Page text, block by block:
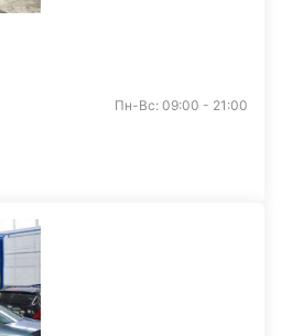
Пн-Вс: 09:00 - 21:00